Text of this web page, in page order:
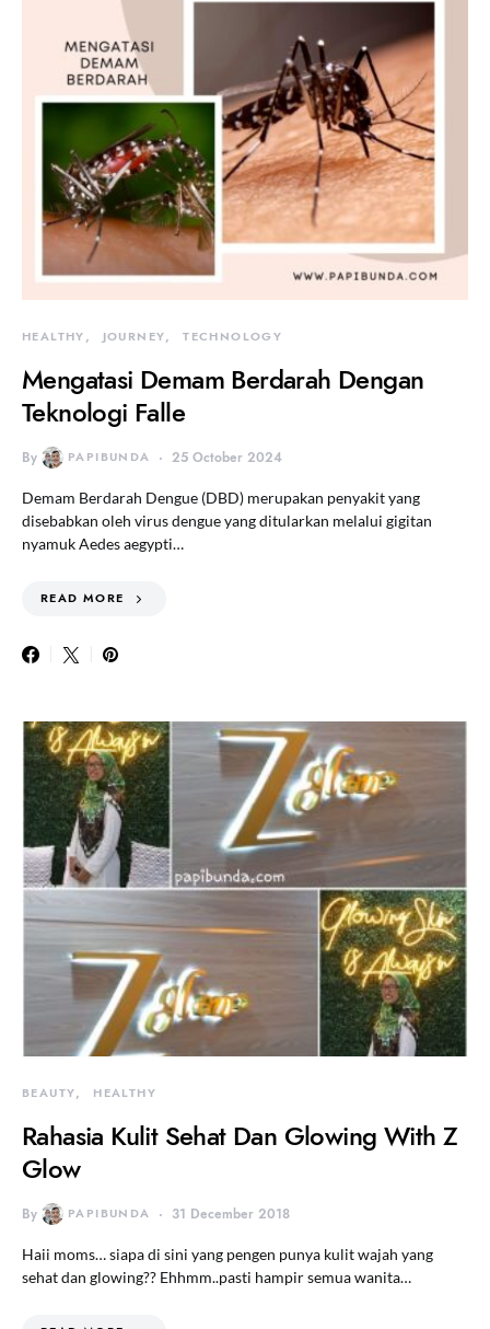
HEALTHY JOURNEY TECHNOLOGY
Mengatasi Demam Berdarah Dengan
Teknologi Falle
By PAPIBUNDA 25 October 2024
Demam Berdarah Dengue (DBD) merupakan penyakit yang
disebabkan oleh virus dengue yang ditularkan melalui gigitan
nyamuk Aedes aegypti…
READ MORE
BEAUTY HEALTHY
Rahasia Kulit Sehat Dan Glowing With Z
Glow
By PAPIBUNDA 31 December 2018
Haii moms… siapa di sini yang pengen punya kulit wajah yang
sehat dan glowing?? Ehhmm..pasti hampir semua wanita…